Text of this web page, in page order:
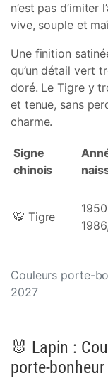
n’est pas d’imiter
vive, souple et
Une finition
qu’un détail vert
doré. Le Tigre y
et tenue, sans
charme.
Couleurs porte-
2027
Signe
chinois
🐯 Tigre
🐰 Lapin :
porte-